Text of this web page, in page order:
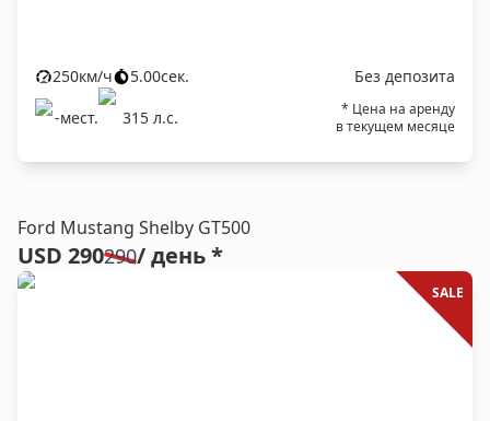
250км/ч 5.00сек.
Без депозита
-мест.
315 л.c.
* Цена на аренду
в текущем месяце
Ford Mustang Shelby GT500
USD 290290/ день *
SALE